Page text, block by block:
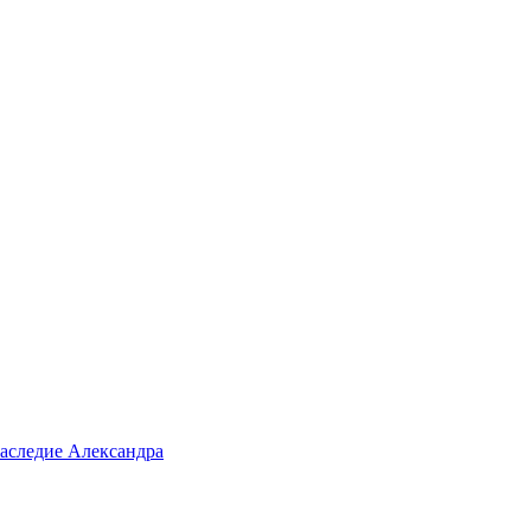
Александра